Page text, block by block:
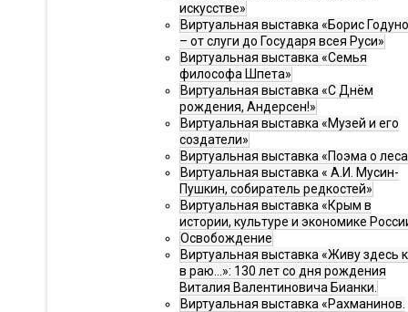
искусстве»
Виртуальная выставка «Борис
– от слуги до Государя всея Руси»
Виртуальная выставка «Семья
философа Шпета»
Виртуальная выставка «С Днём
рождения, Андерсен!»
Виртуальная выставка «Музей и его
создатели»
Виртуальная выставка «Поэма о
Виртуальная выставка « А.И. Мусин-
Пушкин, собиратель редкостей»
Виртуальная выставка «Крым в
истории, культуре и экономике
Освобождение
Виртуальная выставка «Живу здесь
в раю…»: 130 лет со дня рождения
Виталия Валентиновича Бианки.
Виртуальная выставка «Рахманинов.